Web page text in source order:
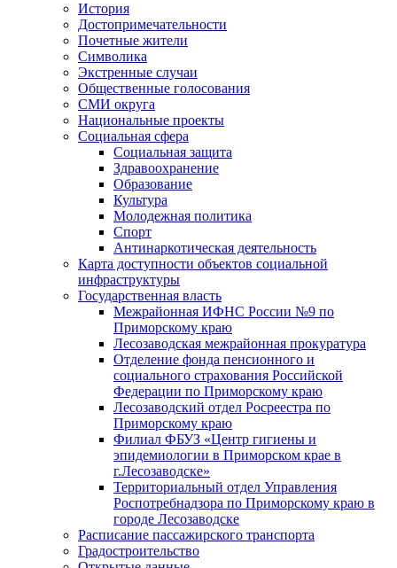
История
Достопримечательности
Почетные жители
Символика
Экстренные случаи
Общественные голосования
СМИ округа
Национальные проекты
Социальная сфера
Социальная защита
Здравоохранение
Образование
Культура
Молодежная политика
Спорт
Антинаркотическая деятельность
Карта доступности объектов социальной
инфраструктуры
Государственная власть
Межрайонная ИФНС России №9 по
Приморскому краю
Лесозаводская межрайонная прокуратура
Отделение фонда пенсионного и
социального страхования Российской
Федерации по Приморскому краю
Лесозаводский отдел Росреестра по
Приморскому краю
Филиал ФБУЗ «Центр гигиены и
эпидемиологии в Приморском крае в
г.Лесозаводске»
Территориальный отдел Управления
Роспотребнадзора по Приморскому краю в
городе Лесозаводске
Расписание пассажирского транспорта
Градостроительство